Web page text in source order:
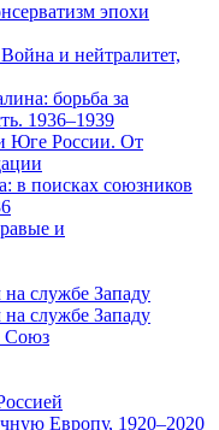
эпохи
и нейтралитет,
борьба за
1936–1939
Юге России. От
в поисках союзников
и
службе Западу
службе Западу
Союз
Европу, 1920–2020